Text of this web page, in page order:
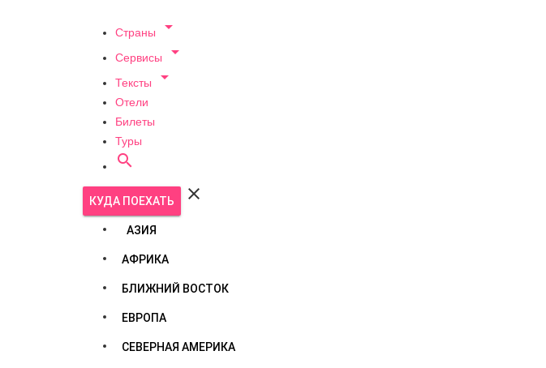
Страны 
Сервисы 
Тексты 
Отели
Билеты
Туры

КУДА ПОЕХАТЬ 
АЗИЯ
АФРИКА
БЛИЖНИЙ ВОСТОК
ЕВРОПА
СЕВЕРНАЯ АМЕРИКА